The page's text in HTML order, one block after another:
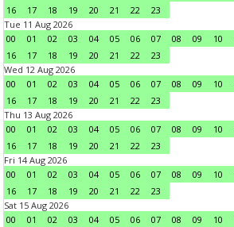
16
17 18 19 20 21 22
23
Tue 11 Aug 2026
00
01 02 03 04 05 06 07 08 09 10
16
17 18 19 20 21 22
23
Wed 12 Aug 2026
00
01 02 03 04 05 06 07 08 09 10
16
17 18 19 20 21 22
23
Thu 13 Aug 2026
00
01 02 03 04 05 06 07 08 09 10
16
17 18 19 20 21 22
23
Fri 14 Aug 2026
00
01 02 03 04 05 06 07 08 09 10
16
17 18 19 20 21 22
23
Sat 15 Aug 2026
00
01 02 03 04 05 06 07 08 09 10